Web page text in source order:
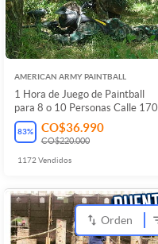
AMERICAN ARMY PAINTBALL
1 Hora de Juego de Paintball
para 8 o 10 Personas Calle 170
83% CO$36.990
CO$220.000
1172 Vendidos
Orden